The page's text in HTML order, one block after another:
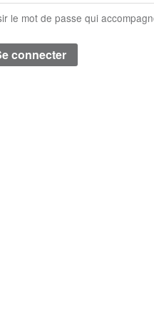
le mot de passe qui